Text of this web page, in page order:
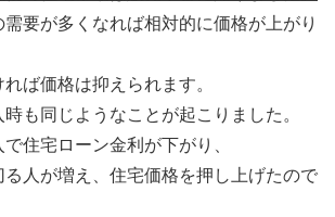
要が多くなれば相対的に価格が上がり
ば価格は抑えられます。
も同じようなことが起こりました。
住宅ローン金利が下がり、
人が増え、住宅価格を押し上げたので